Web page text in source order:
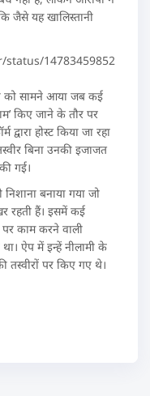
जैसे यह खालिस्तानी
14783459852
को सामने आया जब कई
किए जाने के तौर पर
होस्ट किया जा रहा
बिना उनकी इजाजत
गई।
बनाया गया जो
रहती हैं। इसमें कई
पर काम करने वाली
ऐप में इन्हें नीलामी के
तस्वीरों पर किए गए थे।